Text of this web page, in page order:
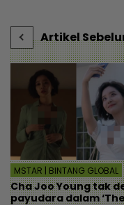
Artikel
MSTAR | BINTANG GLOBAL
Cha Joo Young tak
payudara dalam ‘The